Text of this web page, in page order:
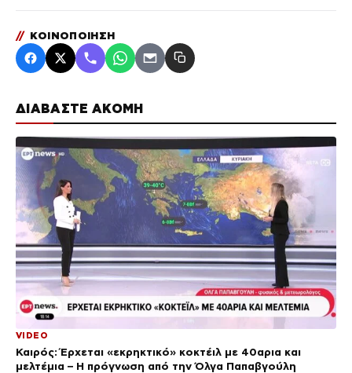
ΔΙΑΒΑΣΤΕ ΑΚΟΜΗ
VIDEO
Καιρός: Έρχεται «εκρηκτικό» κοκτέιλ με 40αρια και
μελτέμια – Η πρόγνωση από την Όλγα Παπαβγούλη
// ΚΟΙΝΟΠΟΙΗΣΗ